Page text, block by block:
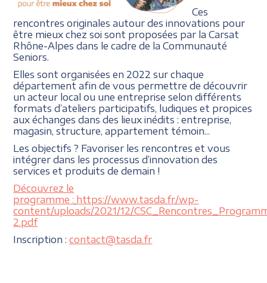
Ces
rencontres originales autour des innovations pour
être mieux chez soi sont proposées par la Carsat
Rhône-Alpes dans le cadre de la Communauté
Seniors.
Elles sont organisées en 2022 sur chaque
département afin de vous permettre de découvrir
un acteur local ou une entreprise selon différents
formats d’ateliers participatifs, ludiques et propices
aux échanges dans des lieux inédits : entreprise,
magasin, structure, appartement témoin...
Les objectifs ? Favoriser les rencontres et vous
intégrer dans les processus d’innovation des
services et produits de demain !
Découvrez le
programme : https://www.tasda.fr/wp-
content/uploads/2021/12/
2.pdf
Inscription :contact@tasda.fr